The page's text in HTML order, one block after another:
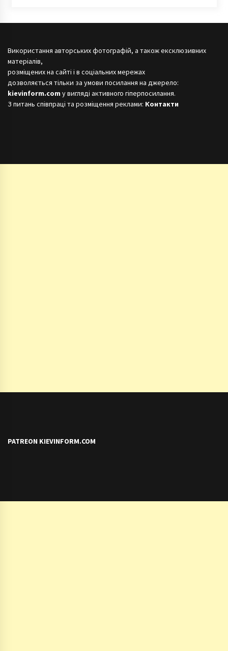
Використання авторських фотографій, а також ексклюзивних
матеріалів,
розміщених на сайті і в соціальних мережах
дозволяється тільки за умови посилання на джерело:
kievinform.com у вигляді активного гіперпосилання.
З питань співпраці та розміщення реклами: Контакти
PATREON KIEVINFORM.COM